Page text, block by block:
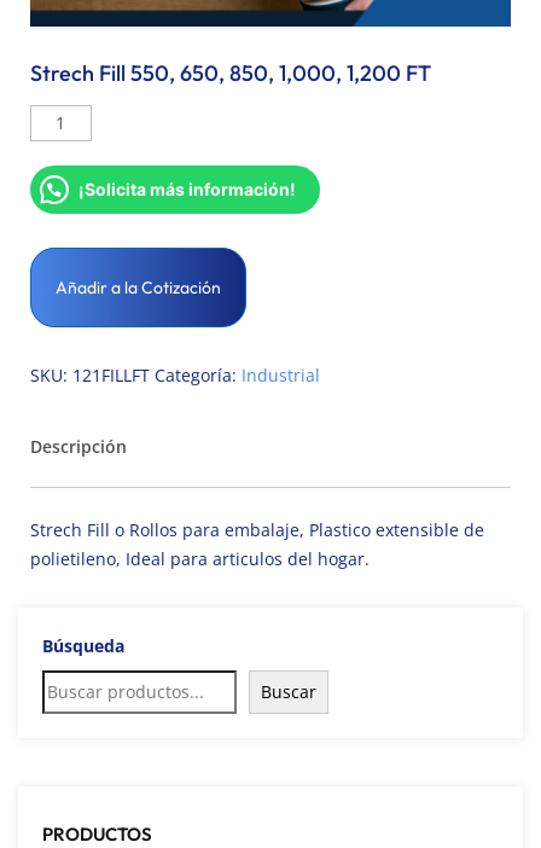
Strech Fill 550, 650, 850, 1,000, 1,200 FT
¡Solicita más información!
Añadir a la Cotización
SKU: 121FILLFT Categoría: Industrial
Descripción
Strech Fill o Rollos para embalaje, Plastico extensible de
polietileno, Ideal para articulos del hogar.
Búsqueda
Buscar
PRODUCTOS